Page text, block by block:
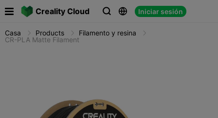
Creality Cloud   Iniciar sesión
Casa Products
Filamento y resina
CR-PLA Matte Filament